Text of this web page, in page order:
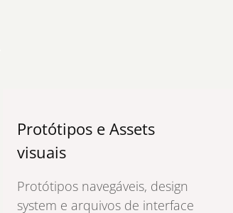
Protótipos e Assets
visuais
Protótipos navegáveis, design
system e arquivos de interface